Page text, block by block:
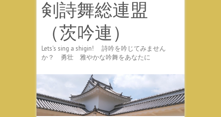
剣詩舞総連盟
（茨吟連）
Lets's sing a shigin! 詩吟を吟じてみません
か？ 勇壮 雅やかな吟舞をあなたに